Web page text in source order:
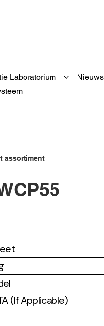
Laboratorium Nieuws
assortiment
(If Applicable)